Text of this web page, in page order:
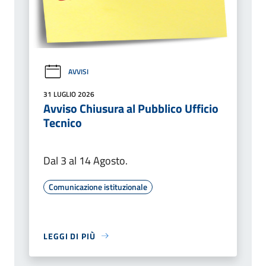
AVVISI
31 LUGLIO 2026
Avviso Chiusura al Pubblico Ufficio
Tecnico
Dal 3 al 14 Agosto.
Comunicazione istituzionale
LEGGI DI PIÙ